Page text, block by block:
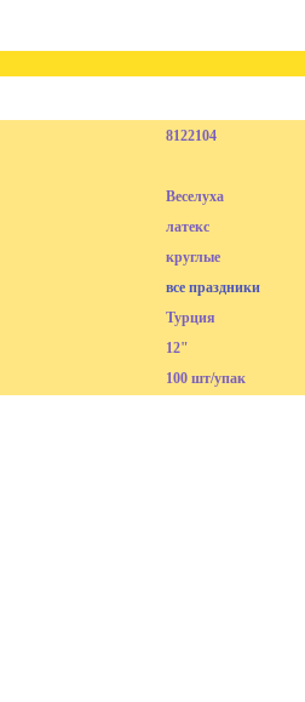
8122104
Веселуха
латекс
круглые
все праздники
Турция
12"
100 шт/упак